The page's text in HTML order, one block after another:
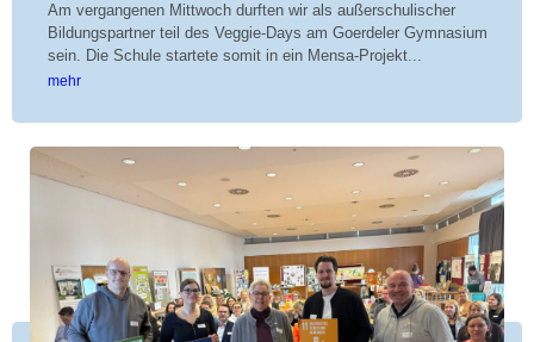
Projektstelle FaireKITA
Deine Wasserpartner vor Ort
Uni Paderborn
Über uns
Was ist BNE?
BNE-Regionalzentrum
Unser BNE-Team
Unser Leitbild
Pädagogisches Konzept
Am vergangenen Mittwoch durften wir als außerschulischer
Bildungspartner teil des Veggie-Days am Goerdeler Gymnasium
sein. Die Schule startete somit in ein Mensa-Projekt...
mehr